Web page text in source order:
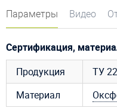
Параметры Видео
Сертификация,
Продукция
ТУ
Материал